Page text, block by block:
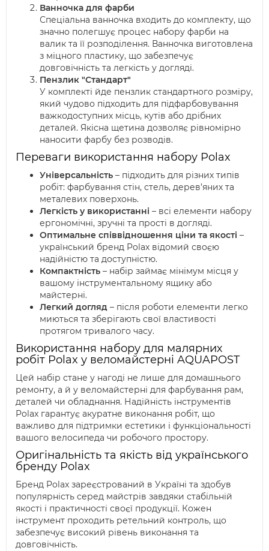
Ванночка для фарби
Спеціальна ванночка входить до комплекту, що
значно полегшує процес набору фарби на
валик та її розподілення. Ванночка виготовлена
з міцного пластику, що забезпечує
довговічність та легкість у догляді.
Пензлик "Стандарт"
У комплекті йде пензлик стандартного розміру,
який чудово підходить для підфарбовування
важкодоступних місць, кутів або дрібних
деталей. Якісна щетина дозволяє рівномірно
наносити фарбу без розводів.
Переваги використання набору Polax
Універсальність – підходить для різних типів
робіт: фарбування стін, стель, дерев’яних та
металевих поверхонь.
Легкість у використанні – всі елементи набору
ергономічні, зручні та прості в догляді.
Оптимальне співвідношення ціни та якості –
український бренд Polax відомий своєю
надійністю та доступністю.
Компактність – набір займає мінімум місця у
вашому інструментальному ящику або
майстерні.
Легкий догляд – після роботи елементи легко
миються та зберігають свої властивості
протягом тривалого часу.
Використання набору для малярних
робіт Polax у веломайстерні AQUAPOST
Цей набір стане у нагоді не лише для домашнього
ремонту, а й у веломайстерні для фарбування рам,
деталей чи обладнання. Надійність інструментів
Polax гарантує акуратне виконання робіт, що
важливо для підтримки естетики і функціональності
вашого велосипеда чи робочого простору.
Оригінальність та якість від українського
бренду Polax
Бренд Polax зареєстрований в Україні та здобув
популярність серед майстрів завдяки стабільній
якості і практичності своєї продукції. Кожен
інструмент проходить ретельний контроль, що
забезпечує високий рівень виконання та
довговічність.